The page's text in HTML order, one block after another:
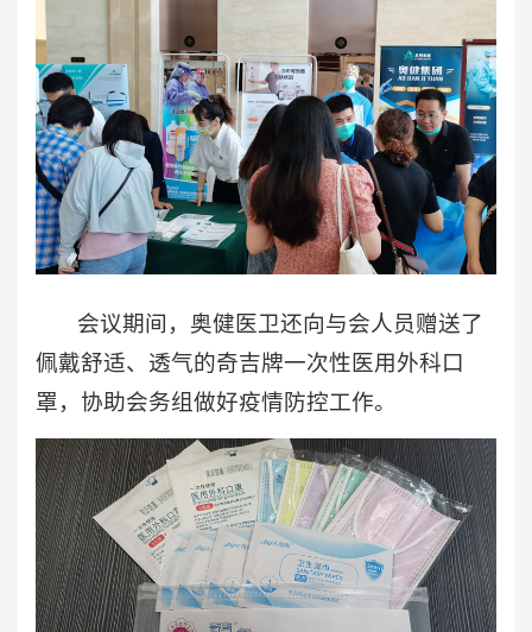
会议期间，奥健医卫还向与会人员赠送了
佩戴舒适、透气的奇吉牌一次性医用外科口
罩，协助会务组做好疫情防控工作。